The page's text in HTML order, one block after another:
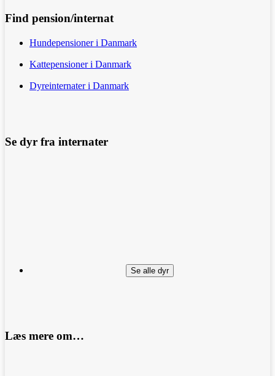
Find pension/internat
Hundepensioner i Danmark
Kattepensioner i Danmark
Dyreinternater i Danmark
Se dyr fra internater
Se alle dyr
Læs mere om…